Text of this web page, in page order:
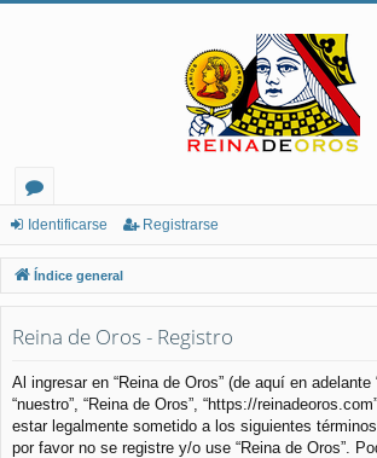
or
os
Identificarse Registrarse
Índice general
Reina de Oros - Registro
Al ingresar en “Reina de Oros” (de aquí en adelante
“nuestro”, “Reina de Oros”, “https://
estar legalmente sometido a los siguientes
por favor no se registre y/o use “Reina de Oros”.